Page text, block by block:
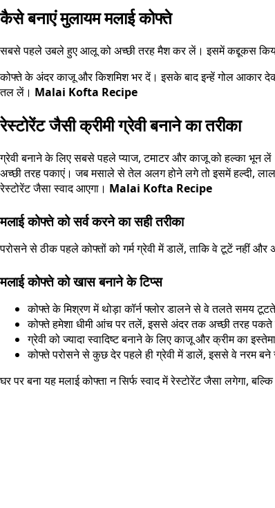
कैसे बनाएं मुलायम मलाई कोफ्ते
सबसे पहले उबले हुए आलू को अच्छी तरह मैश कर लें। इसमें कद्दूकस किया
कोफ्ते के अंदर काजू और किशमिश भर दें। इसके बाद इन्हें गोल आकार
तल लें। Malai Kofta Recipe
रेस्टोरेंट जैसी क्रीमी ग्रेवी बनाने का तरीका
ग्रेवी बनाने के लिए सबसे पहले प्याज, टमाटर और काजू को हल्का
अच्छी तरह पकाएं। जब मसाले से तेल अलग होने लगे तो इसमें हल्दी,
रेस्टोरेंट जैसा स्वाद आएगा। Malai Kofta Recipe
मलाई कोफ्ते को सर्व करने का सही तरीका
परोसने से ठीक पहले कोफ्तों को गर्म ग्रेवी में डालें, ताकि वे टूटें नहीं और
मलाई कोफ्ते को खास बनाने के टिप्स
कोफ्ते के मिश्रण में थोड़ा कॉर्न फ्लोर डालने से वे तलते समय
कोफ्ते हमेशा धीमी आंच पर तलें, इससे अंदर तक अच्छी तरह पकते
ग्रेवी को ज्यादा स्वादिष्ट बनाने के लिए काजू और क्रीम का
कोफ्ते परोसने से कुछ देर पहले ही ग्रेवी में डालें, इससे वे नरम बने
घर पर बना यह मलाई कोफ्ता न सिर्फ स्वाद में रेस्टोरेंट जैसा लगेगा,